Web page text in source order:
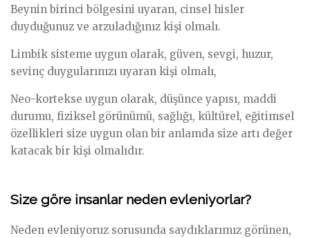
Beynin birinci bölgesini uyaran, cinsel hisler
duyduğunuz ve arzuladığınız kişi olmalı.
Limbik sisteme uygun olarak, güven, sevgi, huzur,
sevinç duygularınızı uyaran kişi olmalı,
Neo-kortekse uygun olarak, düşünce yapısı, maddi
durumu, fiziksel görünümü, sağlığı, kültürel, eğitimsel
özellikleri size uygun olan bir anlamda size artı değer
katacak bir kişi olmalıdır.
Size göre insanlar neden evleniyorlar?
Neden evleniyoruz sorusunda saydıklarımız görünen,